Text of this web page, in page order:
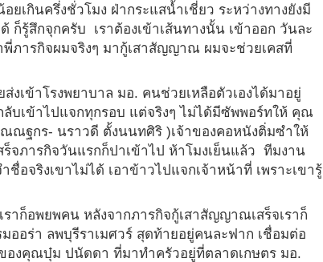
ยเกินครึ่งชั่วโมง ฝ่ากระแสน้ำเชี่ยว ระหว่างทางยังมี
ก็รู้สึกจุกครับ เราต้องเข้าเส้นทางนั้น เข้าออก วันละ
ภารกิจผมจริงๆ มากู้เสาสัญญาณ ผมจะช่วยเคสที่
เข้าโรงพยาบาล มอ. คนช่วยเหลือตัวเองได้มาอยู่
บเข้าไปแจกทุกรอบ แต่จริงๆ ไม่ได้มีซัพพอร์ทให้ คุณ
ณฐกร- นราวดี ตั้งนนทศิริ )เจ้าของคอหนังติ่มซำให้
จภารกิจวันแรกก็ปาเข้าไป ห้าโมงเย็นแล้ว ทีมงาน
จริงเขาไม่ได้ เอาข้าวไปแจกเจ้าหน้าที่ เพราะเขารู้
าก็อพยพคน หลังจากภารกิจกู้เสาสัญญาณเสร็จเราก็
อร่า ลพบุรีราเมศวร์ สุดท้ายอยู่คนละฟาก เชื่อมต่อ
งคุณบุ๋ม ปนัดดา ที่มาทำครัวอยู่ที่ตลาดเกษตร มอ.